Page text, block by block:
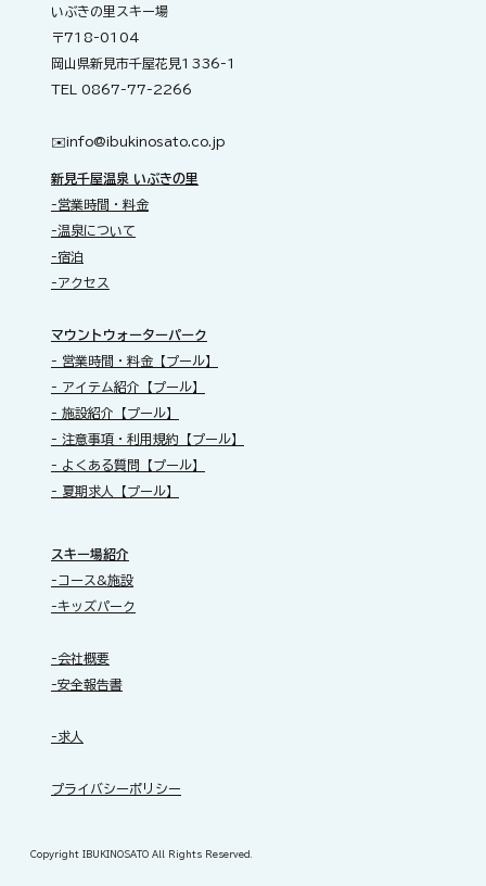
Copyright IBUKINOSATO All Rights Reserved.
いぶきの里スキー場
〒718-0104
岡山県新見市千屋花見1336-1
TEL 0867-77-2266
✉️​info@ibukinosato.co.jp
新見千屋温泉 いぶきの里
-営業時間・料金
-温泉について
-宿泊
-アクセス
​マウントウォーターパーク
- 営業時間・料金【プール】
- アイテム紹介【プール】
- 施設紹介【プール】
- 注意事項・利用規約【プール】
- よくある質問【プール】
- 夏期求人【プール】
スキー場紹介
-コース&施設
-キッズパーク
-会社概要
-安全報告書
-求人
​プライバシーポリシー